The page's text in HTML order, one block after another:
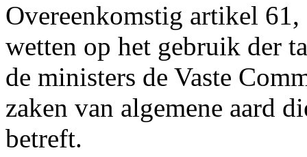
Overeenkomstig artikel
wetten op het gebruik der
de ministers de Vaste
zaken van algemene aard
betreft.